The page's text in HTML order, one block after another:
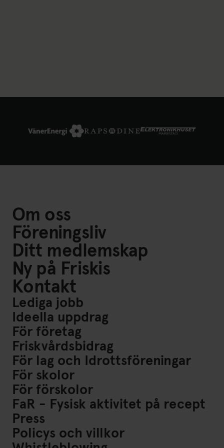
Om oss
Föreningsliv
Ditt medlemskap
Ny på Friskis
Kontakt
Lediga jobb
Ideella uppdrag
För företag
Friskvårdsbidrag
För lag och Idrottsföreningar
För skolor
För förskolor
FaR - Fysisk aktivitet på recept
Press
Policys och villkor